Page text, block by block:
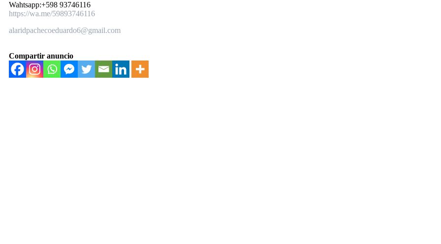
Wahtsapp:+598 93746116
https://wa.me/59893746116
alaridpachecoeduardo6@gmail.com
Compartir anuncio